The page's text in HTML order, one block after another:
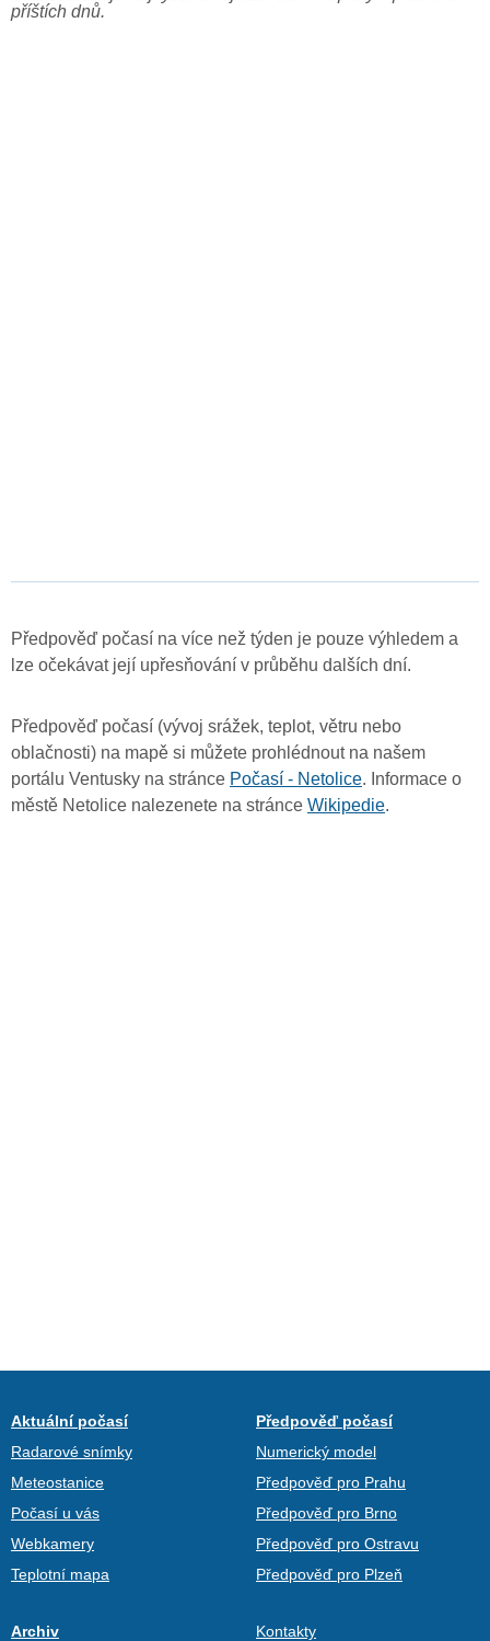
příštích dnů.
Předpověď počasí na více než týden je pouze výhledem a
lze očekávat její upřesňování v průběhu dalších dní.
Předpověď počasí (vývoj srážek, teplot, větru nebo
oblačnosti) na mapě si můžete prohlédnout na našem
portálu Ventusky na stránce Počasí - Netolice. Informace o
městě Netolice nalezenete na stránce Wikipedie.
Aktuální počasí
Radarové snímky
Meteostanice
Počasí u vás
Webkamery
Teplotní mapa
Předpověď počasí
Numerický model
Předpověď pro Prahu
Předpověď pro Brno
Předpověď pro Ostravu
Předpověď pro Plzeň
Archiv Kontakty